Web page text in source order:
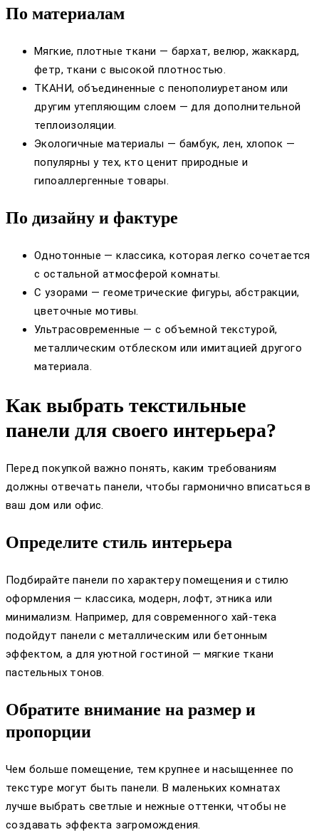
По материалам
Мягкие, плотные ткани — бархат, велюр, жаккард,
фетр, ткани с высокой плотностью.
ТКАНИ, объединенные с пенополиуретаном или
другим утепляющим слоем — для дополнительной
теплоизоляции.
Экологичные материалы — бамбук, лен, хлопок —
популярны у тех, кто ценит природные и
гипоаллергенные товары.
По дизайну и фактуре
Однотонные — классика, которая легко сочетается
с остальной атмосферой комнаты.
С узорами — геометрические фигуры, абстракции,
цветочные мотивы.
Ультрасовременные — с объемной текстурой,
металлическим отблеском или имитацией другого
материала.
Как выбрать текстильные
панели для своего интерьера?
Перед покупкой важно понять, каким требованиям
должны отвечать панели, чтобы гармонично вписаться в
ваш дом или офис.
Определите стиль интерьера
Подбирайте панели по характеру помещения и стилю
оформления — классика, модерн, лофт, этника или
минимализм. Например, для современного хай-тека
подойдут панели с металлическим или бетонным
эффектом, а для уютной гостиной — мягкие ткани
пастельных тонов.
Обратите внимание на размер и
пропорции
Чем больше помещение, тем крупнее и насыщеннее по
текстуре могут быть панели. В маленьких комнатах
лучше выбрать светлые и нежные оттенки, чтобы не
создавать эффекта загромождения.